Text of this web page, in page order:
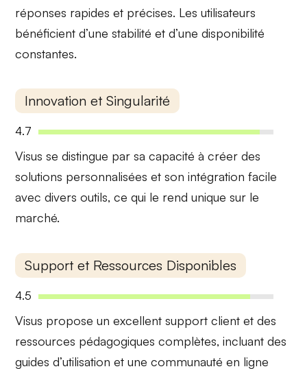
réponses rapides et précises. Les utilisateurs
bénéficient d’unestabilité et d’unedisponibilité
constantes.
Innovation et Singularité
4.7
Visus se distingue par sa capacité à créer des
solutions personnalisées et son intégration facile
avec divers outils, ce qui le rend unique sur le
marché.
Support et Ressources Disponibles
4.5
Visus propose un excellentsupport client et des
ressources pédagogiques complètes, incluant des
guides d’utilisation et une communauté en ligne